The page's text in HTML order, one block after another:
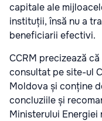
capitale ale
instituții, însă nu a
beneficiarii efectivi.
CCRM precizează
consultat pe site-ul
Moldova și conține
concluziile și
Ministerului Energiei